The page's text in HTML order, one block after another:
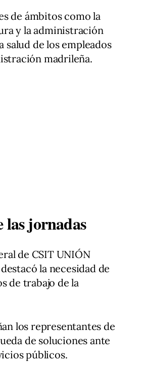
de ámbitos como la
y la administración
de los empleados
madrileña.
las jornadas
de CSIT UNIÓN
la necesidad de
de trabajo de la
los representantes de
de soluciones ante
públicos.